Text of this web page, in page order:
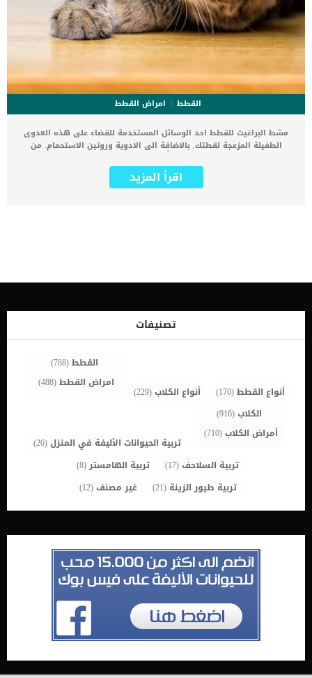
القطط
امراض القطط
مشط البراغيث للقطط احد الوسائل المستخدمة للقضاء على هذه العدوى
الطفيلة المزعجة لقطتك, بالاضافة الى الادوية وروتين الاستحمام. من
حيوان آخر أو من الخارج اذا كنت تدع قطتك تتجول فى الخارج بمفردها.
هناك بعض الأشياء التي يجب معرفتها عندما يتعلق الأمر باختيار مشط
يمكن تنظيفه وتطهيره بعد الانتهاء من التمشيط.كما يجب إغراق أي
عليك ان تقوم برش البيئة التى قمت فيها بتمشيط قطتك وتخليص
جسمها من البراغيث وبيضه حتى لا ينتقل اليها مرة ثانية. كيف تختار
افضل مشط للقضاء على البراغيث عند القطط ؟ _إذا كانت قطتك طويلة
اقرأ المزيد
تصنيفات
أنواع القطط(170) أنواع الكلاب(229)
القطط(768)
امراض القطط(488)
الكلاب(916)
أمراض الكلاب(710)
تربية الحيوانات الأليفة في المنزل(26)
تربية السلاحف(17) تربية الهامستر(8)
تربية طيور الزينة (21) غير مصنف(12)